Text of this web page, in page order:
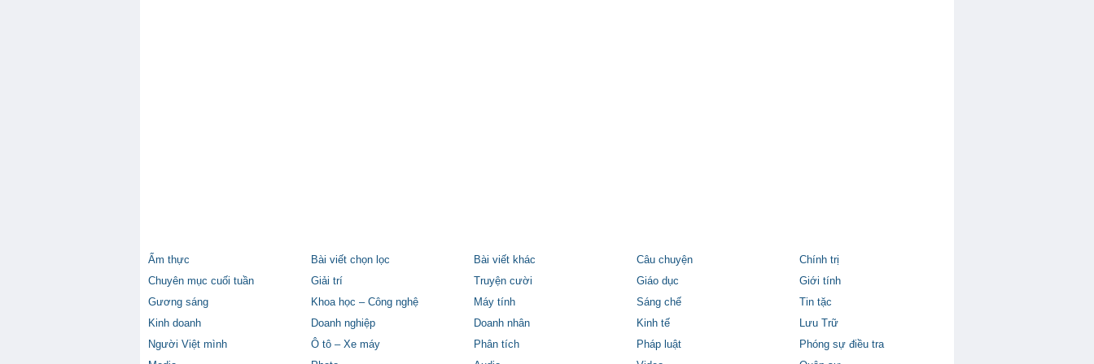
Ẩm thực Bài viết chọn lọc Bài viết khác Câu chuyện
Chính trị
Chuyên mục cuối tuần
Giải trí Truyện cười Giáo dục
Giới tính
Gương sáng
Khoa học – Công nghệ Máy tính Sáng chế
Tin tặc
Kinh doanh
Doanh nghiệp Doanh nhân Kinh tế
Lưu Trữ
Người Việt mình
Ô tô – Xe máy Phân tích Pháp luật
Phóng sự điều tra